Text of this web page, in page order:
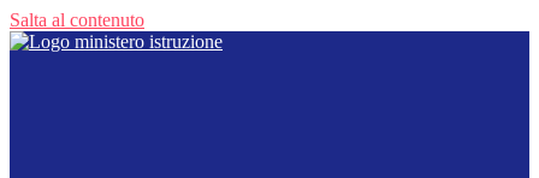
Salta al contenuto